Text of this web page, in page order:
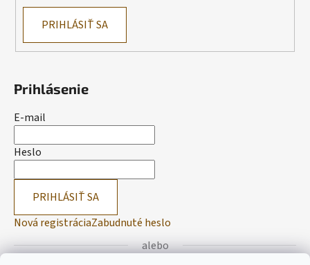
PRIHLÁSIŤ SA
Prihlásenie
E-mail
Heslo
PRIHLÁSIŤ SA
Nová registráciaZabudnuté heslo
alebo